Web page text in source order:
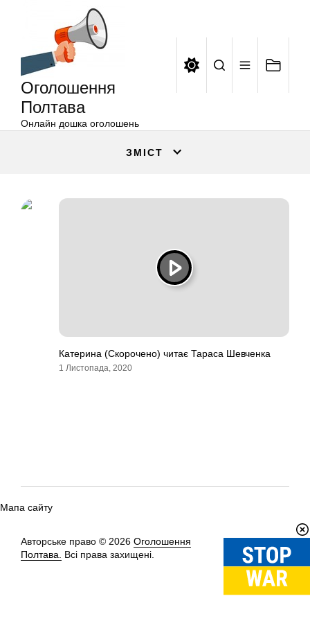
Оголошення
Полтава
Онлайн дошка оголошень
ЗМІСТ
Катерина (Скорочено) читає Тараса Шевченка
1 Листопада, 2020
Мапа сайту
Авторське право © 2026 Оголошення
Полтава.
Всі права захищені.
Вгору↑